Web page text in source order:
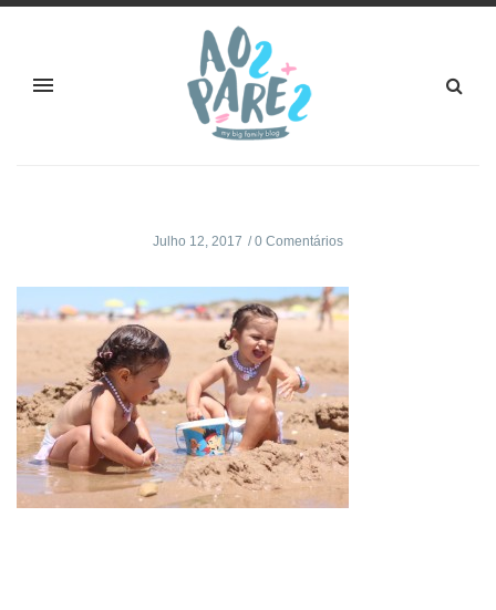
Julho 12, 2017 0 Comentários